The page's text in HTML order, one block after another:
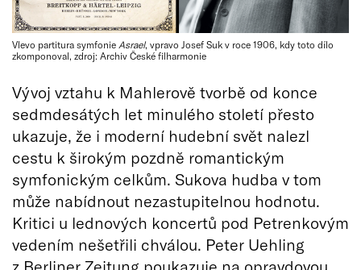
Vlevo partitura symfonie Asrael, vpravo Josef Suk v roce 1906, kdy toto dílo
zkomponoval, zdroj: Archiv České filharmonie
Vývoj vztahu k Mahlerově tvorbě od konce
sedmdesátých let minulého století přesto
ukazuje, že i moderní hudební svět nalezl
cestu k širokým pozdně romantickým
symfonickým celkům. Sukova hudba v tom
může nabídnout nezastupitelnou hodnotu.
Kritici u lednových koncertů pod Petrenkovým
vedením nešetřili chválou. Peter Uehling
z Berliner Zeitung poukazuje na opravdovou